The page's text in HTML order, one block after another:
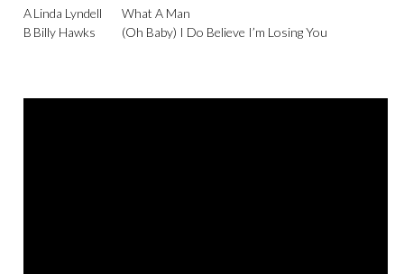
ALinda Lyndell
What A Man
B Billy Hawks (Oh Baby) I Do Believe I’m Losing You